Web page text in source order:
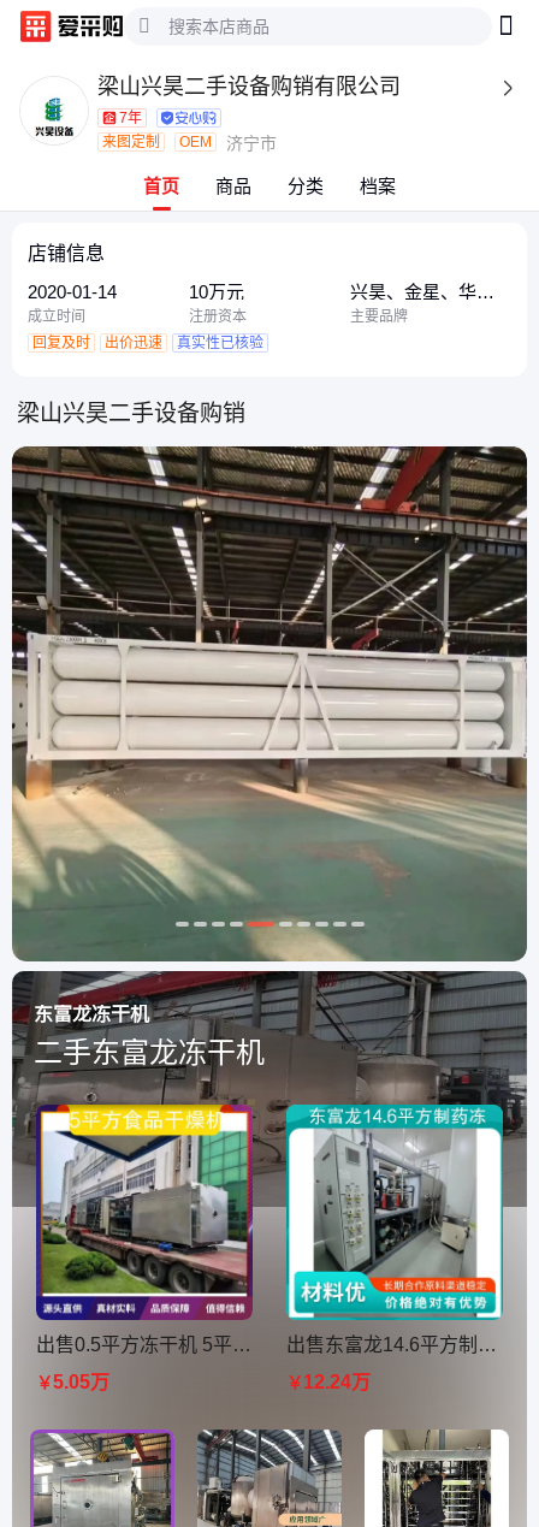
梁山兴昊二手设备购销有限公司 
7年
来图定制
OEM 济宁市
首页 商品 分类 档案
店铺信息
2020-01-14
成立时间
10万元
注册资本
兴昊、金星、华气
厚普
主要品牌
回复及时
出价迅速 真实性已核验
梁山兴昊二手设备购销
东富龙冻干机
二手东富龙冻干机
出售0.5平方冻干机 5平方食品干燥机1台Sip cip机型 真空度10Pa
￥5.05万
出售东富龙14.6平方制药冻干机一台 成色好 使用少 包安装调试质保
￥12.24万